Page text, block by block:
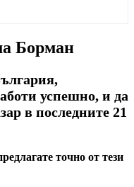
Борман
успешно, и да
в последните 21
точно от тези